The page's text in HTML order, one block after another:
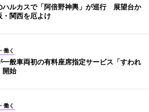
ハルカスで「阿倍野神輿」が巡行 展望台か
・関西を厄よけ
働く
一般車両初の有料座席指定サービス「すわれ
開始
働く